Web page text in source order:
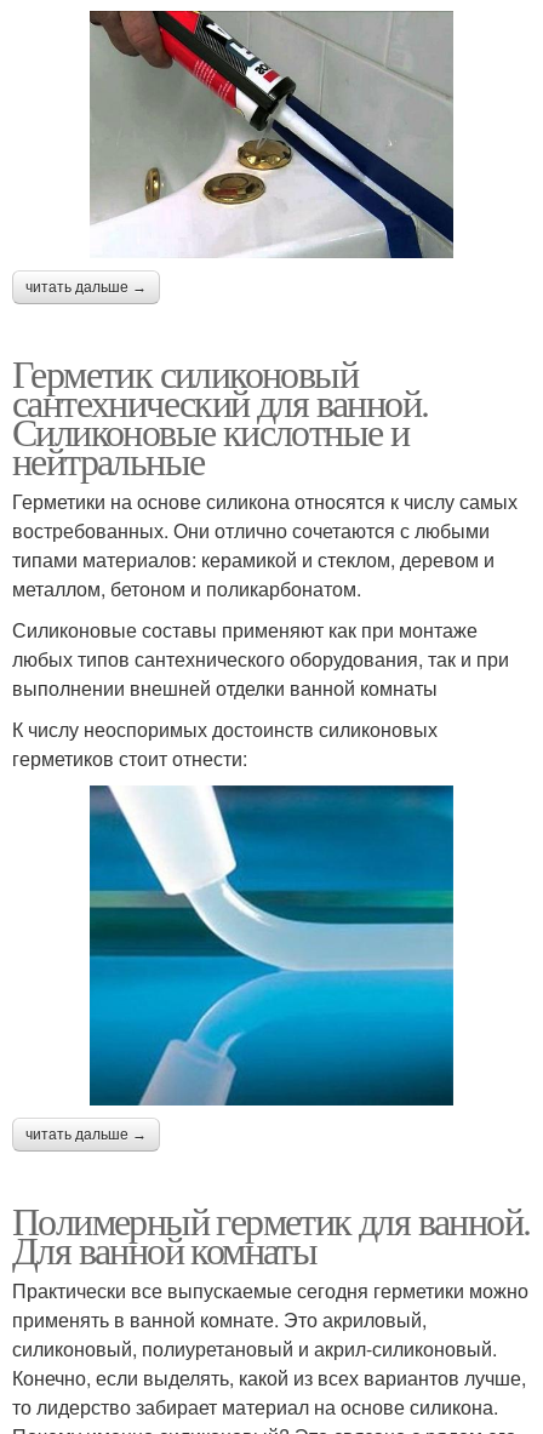
читать дальше →
Герметик силиконовый
сантехнический для ванной.
Силиконовые кислотные и
нейтральные
Герметики на основе силикона относятся к числу самых
востребованных. Они отлично сочетаются с любыми
типами материалов: керамикой и стеклом, деревом и
металлом, бетоном и поликарбонатом.
Силиконовые составы применяют как при монтаже
любых типов сантехнического оборудования, так и при
выполнении внешней отделки ванной комнаты
К числу неоспоримых достоинств силиконовых
герметиков стоит отнести:
читать дальше →
Полимерный герметик для ванной.
Для ванной комнаты
Практически все выпускаемые сегодня герметики можно
применять в ванной комнате. Это акриловый,
силиконовый, полиуретановый и акрил-силиконовый.
Конечно, если выделять, какой из всех вариантов лучше,
то лидерство забирает материал на основе силикона.